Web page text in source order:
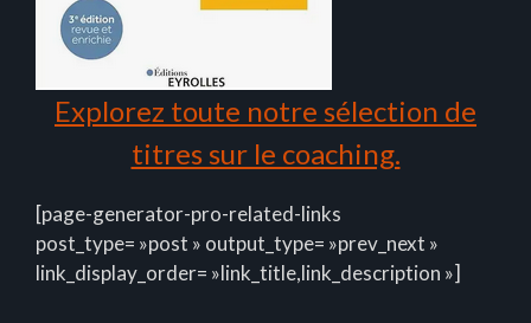
Explorez toute notre sélection de
titres sur le coaching.
[page-generator-pro-related-links
post_type= »post » output_type= »prev_next »
link_display_order= »link_title,link_description »]